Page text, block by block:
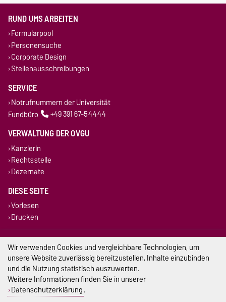
RUND UMS ARBEITEN
Formularpool
Personensuche
Corporate Design
Stellenausschreibungen
SERVICE
Notrufnummern der Universität
Fundbüro
+49 391 67-54444
VERWALTUNG DER OVGU
Kanzlerin
Rechtsstelle
Dezernate
DIESE SEITE
Vorlesen
Drucken
Impressum
Datenschutz
Barrierefreiheit
Wir verwenden Cookies und vergleichbare Technologien, um
unsere Website zuverlässig bereitzustellen, Inhalte einzubinden
und die Nutzung statistisch auszuwerten.
Weitere Informationen finden Sie in unserer
Datenschutzerklärung.